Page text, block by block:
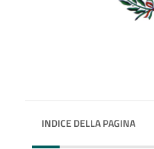
INDICE DELLA PAGINA